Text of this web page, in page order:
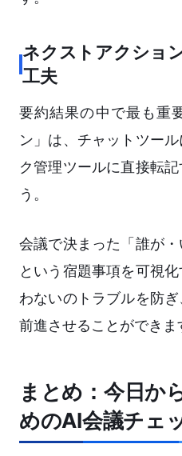
ネクストアクショ
工夫
要約結果の中で最も重
ン」は、チャットツー
ク管理ツールに直接転
う。
会議で決まった「誰が・
という宿題事項を可視
わないのトラブルを防
前進させることができま
まとめ：今日か
めのAI会議チェ